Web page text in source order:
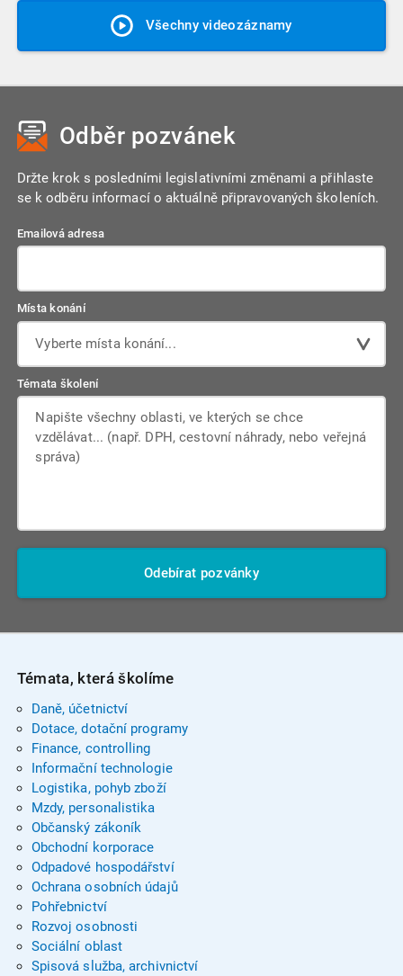
Všechny videozáznamy
Odběr pozvánek
Držte krok s posledními legislativními změnami a přihlaste
se k odběru informací o aktuálně připravovaných školeních.
Emailová adresa
Místa konání
Vyberte místa konání...
Témata školení
Odebírat pozvánky
Témata, která školíme
Daně, účetnictví
Dotace, dotační programy
Finance, controlling
Informační technologie
Logistika, pohyb zboží
Mzdy, personalistika
Občanský zákoník
Obchodní korporace
Odpadové hospodářství
Ochrana osobních údajů
Pohřebnictví
Rozvoj osobnosti
Sociální oblast
Spisová služba, archivnictví